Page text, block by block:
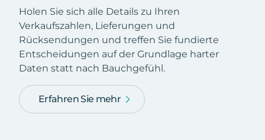
Holen Sie sich alle Details zu Ihren
Verkaufszahlen, Lieferungen und
Rücksendungen und treffen Sie fundierte
Entscheidungen auf der Grundlage harter
Daten statt nach Bauchgefühl.
Erfahren Sie mehr